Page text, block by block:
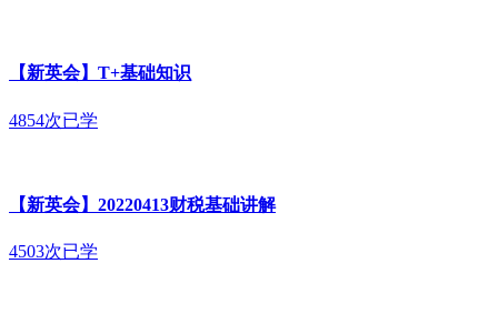
【新英会】T+基础知识
4854次已学
【新英会】20220413财税基础讲解
4503次已学